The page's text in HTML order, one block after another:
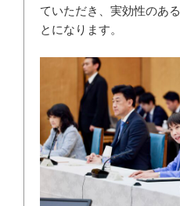
ていただき、実効性のあ
とになります。